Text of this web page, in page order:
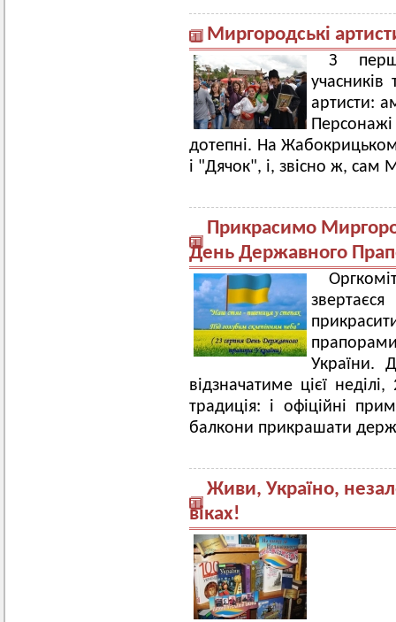
Миргородські
З
учасників
артисти:
дотепні. На
і "Дячок", і, звісно ж, сам
Прикрасимо
День Державного
України.
відзначатиме цієї
традиція: і офіційні
балкони прикрашати
Живи, Україно,
віках!